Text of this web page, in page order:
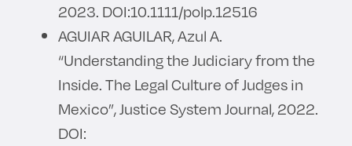
2023. DOI:10.1111/polp.12516
AGUIAR AGUILAR, Azul A.
“Understanding the Judiciary from the
Inside. The Legal Culture of Judges in
Mexico”, Justice System Journal, 2022.
DOI: